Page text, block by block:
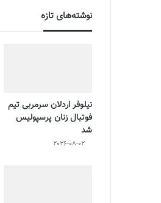
نوشته‌های تازه
نیلوفر اردلان سرمربی تیم
فوتبال زنان پرسپولیس
شد
2026-08-02